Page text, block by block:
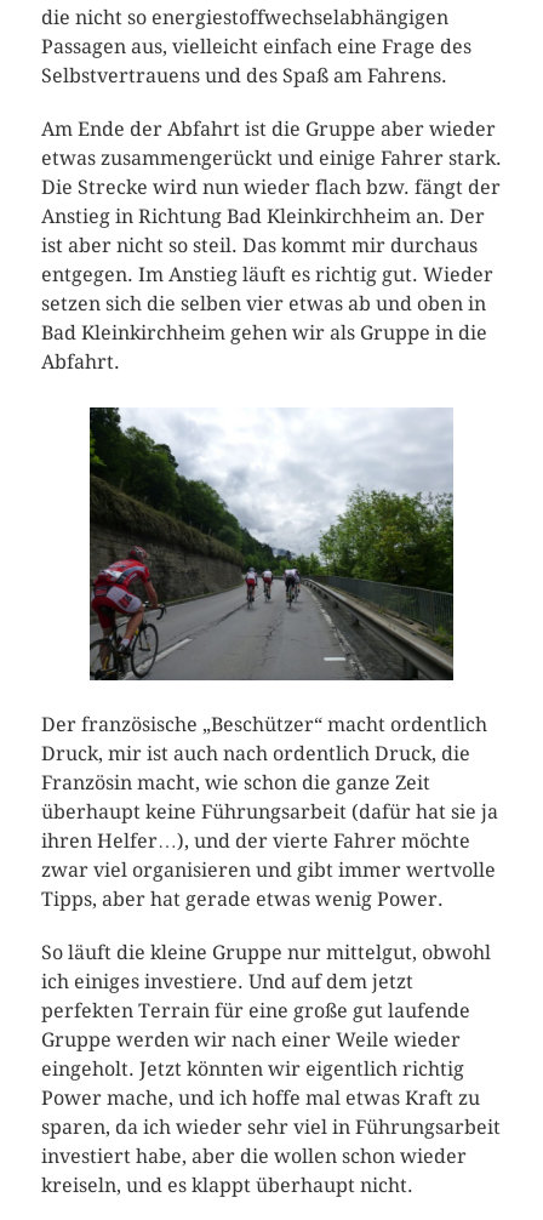
die nicht so energiestoffwechselabhängigen
Passagen aus, vielleicht einfach eine Frage des
Selbstvertrauens und des Spaß am Fahrens.
Am Ende der Abfahrt ist die Gruppe aber wieder
etwas zusammengerückt und einige Fahrer stark.
Die Strecke wird nun wieder flach bzw. fängt der
Anstieg in Richtung Bad Kleinkirchheim an. Der
ist aber nicht so steil. Das kommt mir durchaus
entgegen. Im Anstieg läuft es richtig gut. Wieder
setzen sich die selben vier etwas ab und oben in
Bad Kleinkirchheim gehen wir als Gruppe in die
Abfahrt.
Der französische „Beschützer“ macht ordentlich
Druck, mir ist auch nach ordentlich Druck, die
Französin macht, wie schon die ganze Zeit
überhaupt keine Führungsarbeit (dafür hat sie ja
ihren Helfer…), und der vierte Fahrer möchte
zwar viel organisieren und gibt immer wertvolle
Tipps, aber hat gerade etwas wenig Power.
So läuft die kleine Gruppe nur mittelgut, obwohl
ich einiges investiere. Und auf dem jetzt
perfekten Terrain für eine große gut laufende
Gruppe werden wir nach einer Weile wieder
eingeholt. Jetzt könnten wir eigentlich richtig
Power mache, und ich hoffe mal etwas Kraft zu
sparen, da ich wieder sehr viel in Führungsarbeit
investiert habe, aber die wollen schon wieder
kreiseln, und es klappt überhaupt nicht.